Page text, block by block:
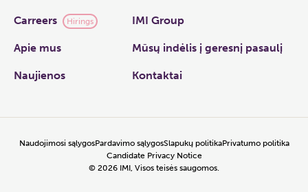
Carreers Hirings IMI Group
Apie mus Mūsų indėlis į geresnį pasaulį
Naujienos Kontaktai
© 2026 IMI, Visos teisės saugomos.
Naudojimosi sąlygosPardavimo sąlygosSlapukų politikaPrivatumo politika
Candidate Privacy Notice